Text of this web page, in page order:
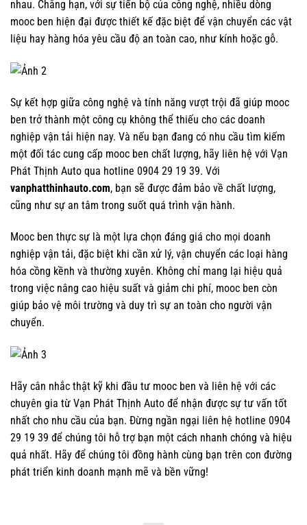
nhau. Chẳng hạn, với sự tiến bộ của công nghệ, nhiều dòng
mooc ben hiện đại được thiết kế đặc biệt để vận chuyển các vật
liệu hay hàng hóa yêu cầu độ an toàn cao, như kính hoặc gỗ.
Sự kết hợp giữa công nghệ và tính năng vượt trội đã giúp mooc
ben trở thành một công cụ không thể thiếu cho các doanh
nghiệp vận tải hiện nay. Và nếu bạn đang có nhu cầu tìm kiếm
một đối tác cung cấp mooc ben chất lượng, hãy liên hệ với Vạn
Phát Thịnh Auto qua hotline 0904 29 19 39. Với
vanphatthinhauto.com, bạn sẽ được đảm bảo về chất lượng,
cũng như sự an tâm trong suốt quá trình vận hành.
Mooc ben thực sự là một lựa chọn đáng giá cho mọi doanh
nghiệp vận tải, đặc biệt khi cần xử lý, vận chuyển các loại hàng
hóa cồng kềnh và thường xuyên. Không chỉ mang lại hiệu quả
trong việc nâng cao hiệu suất và giảm chi phí, mooc ben còn
giúp bảo vệ môi trường và duy trì sự an toàn cho người vận
chuyển.
Hãy cân nhắc thật kỹ khi đầu tư mooc ben và liên hệ với các
chuyên gia từ Vạn Phát Thịnh Auto để nhận được sự tư vấn tốt
nhất cho nhu cầu của bạn. Đừng ngần ngại liên hệ hotline 0904
29 19 39 để chúng tôi hỗ trợ bạn một cách nhanh chóng và hiệu
quả nhất. Hãy để chúng tôi đồng hành cùng bạn trên con đường
phát triển kinh doanh mạnh mẽ và bền vững!